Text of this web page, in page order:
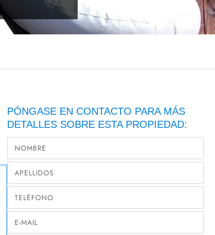
PÓNGASE EN CONTACTO PARA MÁS
DETALLES SOBRE ESTA PROPIEDAD: